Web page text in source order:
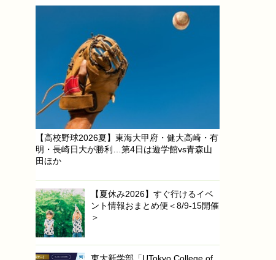
【高校野球2026夏】東海大甲府・健大高崎・有
明・長崎日大が勝利…第4日は遊学館vs青森山
田ほか
【夏休み2026】すぐ行けるイベ
ント情報おまとめ便＜8/9-15開催
＞